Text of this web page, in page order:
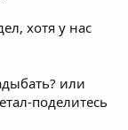
хотя у нас
или
поделитесь